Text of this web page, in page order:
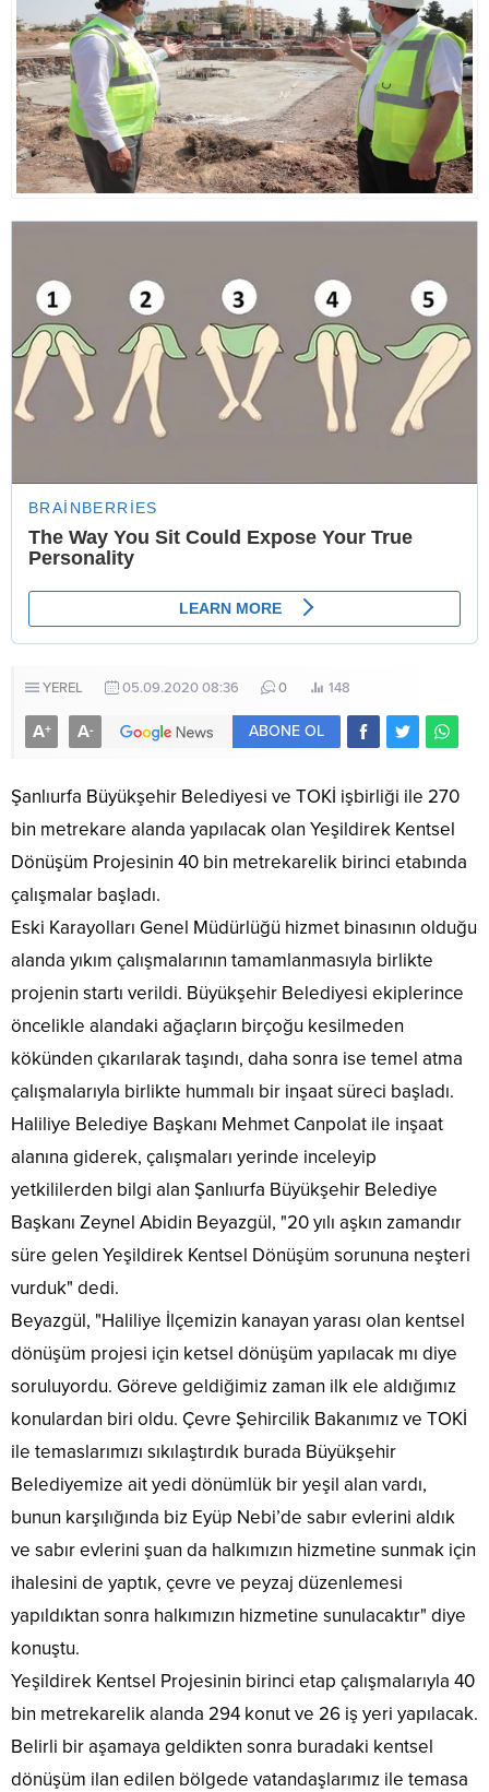
YEREL 05.09.2020 08:36 0 148
A+ A- ABONE OL
Şanlıurfa Büyükşehir Belediyesi ve TOKİ işbirliği ile 270
bin metrekare alanda yapılacak olan Yeşildirek Kentsel
Dönüşüm Projesinin 40 bin metrekarelik birinci etabında
çalışmalar başladı.
Eski Karayolları Genel Müdürlüğü hizmet binasının olduğu
alanda yıkım çalışmalarının tamamlanmasıyla birlikte
projenin startı verildi. Büyükşehir Belediyesi ekiplerince
öncelikle alandaki ağaçların birçoğu kesilmeden
kökünden çıkarılarak taşındı, daha sonra ise temel atma
çalışmalarıyla birlikte hummalı bir inşaat süreci başladı.
Haliliye Belediye Başkanı Mehmet Canpolat ile inşaat
alanına giderek, çalışmaları yerinde inceleyip
yetkililerden bilgi alan Şanlıurfa Büyükşehir Belediye
Başkanı Zeynel Abidin Beyazgül, "20 yılı aşkın zamandır
süre gelen Yeşildirek Kentsel Dönüşüm sorununa neşteri
vurduk" dedi.
Beyazgül, "Haliliye İlçemizin kanayan yarası olan kentsel
dönüşüm projesi için ketsel dönüşüm yapılacak mı diye
soruluyordu. Göreve geldiğimiz zaman ilk ele aldığımız
konulardan biri oldu. Çevre Şehircilik Bakanımız ve TOKİ
ile temaslarımızı sıkılaştırdık burada Büyükşehir
Belediyemize ait yedi dönümlük bir yeşil alan vardı,
bunun karşılığında biz Eyüp Nebi’de sabır evlerini aldık
ve sabır evlerini şuan da halkımızın hizmetine sunmak için
ihalesini de yaptık, çevre ve peyzaj düzenlemesi
yapıldıktan sonra halkımızın hizmetine sunulacaktır" diye
konuştu.
Yeşildirek Kentsel Projesinin birinci etap çalışmalarıyla 40
bin metrekarelik alanda 294 konut ve 26 iş yeri yapılacak.
Belirli bir aşamaya geldikten sonra buradaki kentsel
dönüşüm ilan edilen bölgede vatandaşlarımız ile temasa